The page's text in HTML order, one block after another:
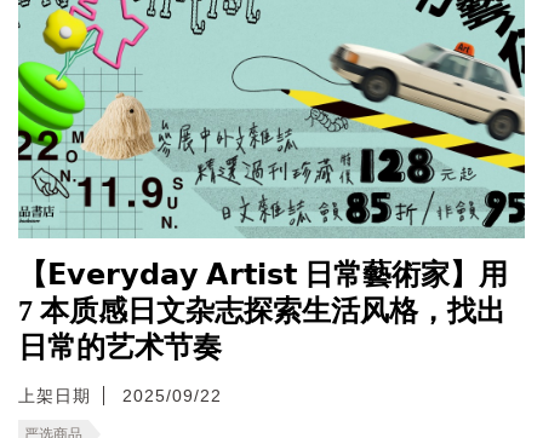
【𝗘𝘃𝗲𝗿𝘆𝗱𝗮𝘆 𝗔𝗿𝘁𝗶𝘀𝘁 日常藝術家】用
7 本质感日文杂志探索生活风格，找出
日常的艺术节奏
上架日期 2025/09/22
严选商品